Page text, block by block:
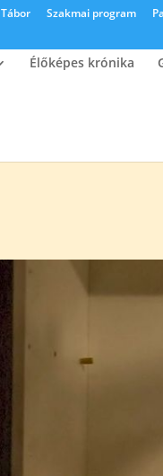
Tábor Szakmai program
Élőképes krónika